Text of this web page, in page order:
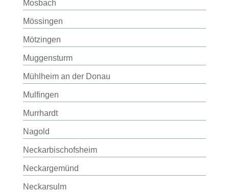
Mosbach
Mössingen
Mötzingen
Muggensturm
Mühlheim an der Donau
Mulfingen
Murrhardt
Nagold
Neckarbischofsheim
Neckargemünd
Neckarsulm